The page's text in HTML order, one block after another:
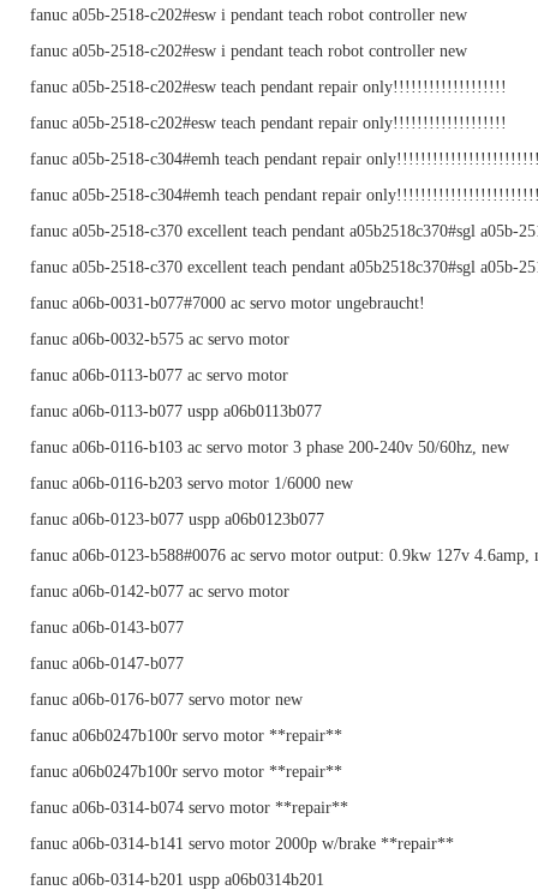
fanuc a05b-2518-c202#esw i pendant teach robot controller new
fanuc a05b-2518-c202#esw i pendant teach robot controller new
fanuc a05b-2518-c202#esw teach pendant repair only!!!!!!!!!!!!!!!!!!!
fanuc a05b-2518-c202#esw teach pendant repair only!!!!!!!!!!!!!!!!!!!
fanuc a05b-2518-c304#emh teach pendant repair
fanuc a05b-2518-c304#emh teach pendant repair
fanuc a05b-2518-c370 excellent teach pendant a05b2518c370#sgl a05b-
fanuc a05b-2518-c370 excellent teach pendant a05b2518c370#sgl a05b-
fanuc a06b-0031-b077#7000 ac servo motor ungebraucht!
fanuc a06b-0032-b575 ac servo motor
fanuc a06b-0113-b077 ac servo motor
fanuc a06b-0113-b077 uspp a06b0113b077
fanuc a06b-0116-b103 ac servo motor 3 phase 200-240v 50/60hz, new
fanuc a06b-0116-b203 servo motor 1/6000 new
fanuc a06b-0123-b077 uspp a06b0123b077
fanuc a06b-0123-b588#0076 ac servo motor output: 0.9kw 127v 4.6amp,
fanuc a06b-0142-b077 ac servo motor
fanuc a06b-0143-b077
fanuc a06b-0147-b077
fanuc a06b-0176-b077 servo motor new
fanuc a06b0247b100r servo motor **repair**
fanuc a06b0247b100r servo motor **repair**
fanuc a06b-0314-b074 servo motor **repair**
fanuc a06b-0314-b141 servo motor 2000p w/brake **repair**
fanuc a06b-0314-b201 uspp a06b0314b201